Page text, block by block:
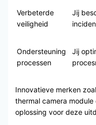
Verbeterde
veiligheid
Jij
Ondersteuning
processen
Jij
Innovatieve merken
thermal camera
oplossing voor deze